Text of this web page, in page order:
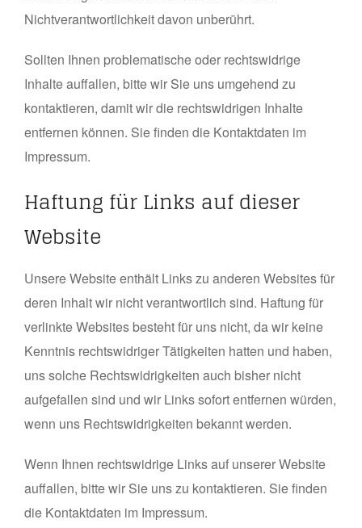
Nichtverantwortlichkeit davon unberührt.
Sollten Ihnen problematische oder rechtswidrige
Inhalte auffallen, bitte wir Sie uns umgehend zu
kontaktieren, damit wir die rechtswidrigen Inhalte
entfernen können. Sie finden die Kontaktdaten im
Impressum.
Haftung für Links auf dieser
Website
Unsere Website enthält Links zu anderen Websites für
deren Inhalt wir nicht verantwortlich sind. Haftung für
verlinkte Websites besteht für uns nicht, da wir keine
Kenntnis rechtswidriger Tätigkeiten hatten und haben,
uns solche Rechtswidrigkeiten auch bisher nicht
aufgefallen sind und wir Links sofort entfernen würden,
wenn uns Rechtswidrigkeiten bekannt werden.
Wenn Ihnen rechtswidrige Links auf unserer Website
auffallen, bitte wir Sie uns zu kontaktieren. Sie finden
die Kontaktdaten im Impressum.